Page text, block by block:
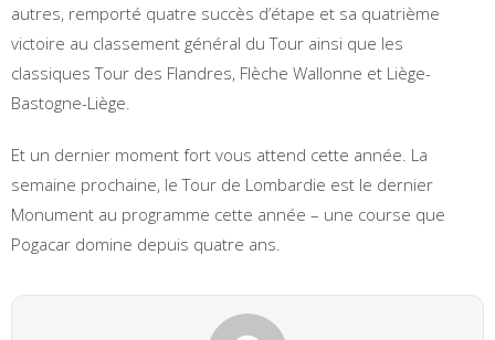
autres, remporté quatre succès d’étape et sa quatrième
victoire au classement général du Tour ainsi que les
classiques Tour des Flandres, Flèche Wallonne et Liège-
Bastogne-Liège.
Et un dernier moment fort vous attend cette année. La
semaine prochaine, le Tour de Lombardie est le dernier
Monument au programme cette année – une course que
Pogacar domine depuis quatre ans.